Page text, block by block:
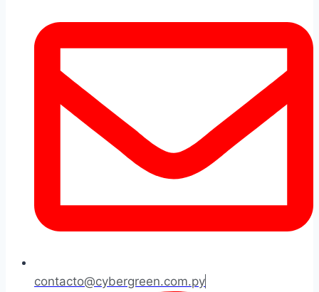
contacto@cybergreen.com.py